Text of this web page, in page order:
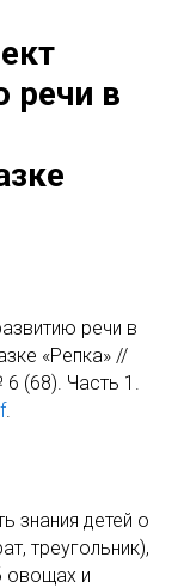
речи в
речи в
«Репка» //
(68). Часть 1.
.
знания детей о
треугольник),
овощах и